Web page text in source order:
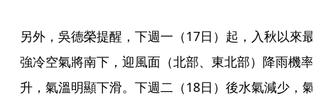
另外，吳德榮提醒，下週一（17日）起，入秋以來最
強冷空氣將南下，迎風面（北部、東北部）降雨機率
升，氣溫明顯下滑。下週二（18日）後水氣減少，氣